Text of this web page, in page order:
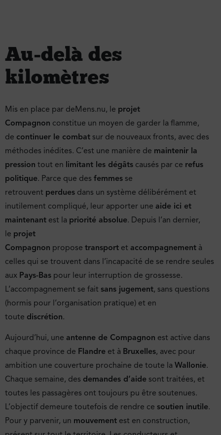
Au-delà des
kilomètres
Mis en place par deMens.nu, le projet
Compagnon constitue un moyen de garder la flamme,
de continuer le combat sur de nouveaux fronts, avec des
méthodes inédites. C’est une manière de maintenir la
pression tout en limitant les dégâts causés par ce refus
politique. Parce que des femmes se
retrouvent perdues dans un système délibérément et
inutilement compliqué, leur apporter une aide ici et
maintenant est la priorité absolue. Depuis l’an dernier,
le projet
Compagnon propose transport et accompagnement à
celles qui se trouvent dans l’incapacité de se rendre seules
aux Pays-Bas pour leur interruption de grossesse.
L’accompagnement se fait sans jugement, sans questions
(hormis pour l’organisation pratique) et en
toute discrétion.
Aujourd’hui, une antenne de Compagnon est active dans
chaque province de Flandre et à Bruxelles, avec pour
ambition une couverture prochaine de toute la Wallonie.
Chaque semaine, des demandes d’aide sont traitées, et
toutes les passagères ont toujours pu être soutenues.
L’objectif demeure toutefois de rendre ce soutien inutile.
Pour y parvenir, un mouvement est en construction,